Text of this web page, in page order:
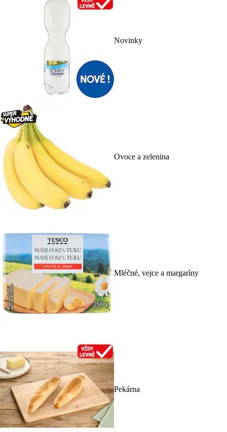
Novinky
Ovoce a zelenina
Mléčné, vejce a margaríny
Pekárna